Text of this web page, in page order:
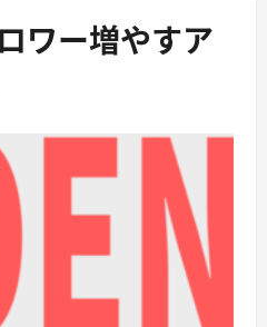
ワー増やすア